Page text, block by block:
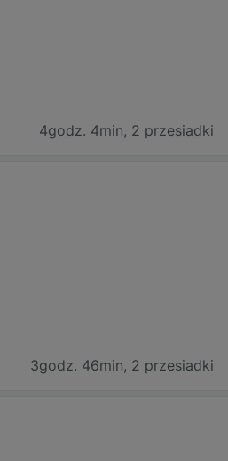
4godz. 4min, 2 przesiadki
3godz. 46min, 2 przesiadki